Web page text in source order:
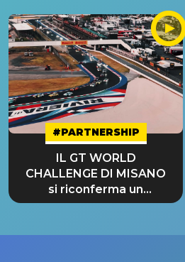
#PARTNERSHIP
IL GT WORLD
CHALLENGE DI MISANO
si riconferma un
GRANDE SUCCESSO!